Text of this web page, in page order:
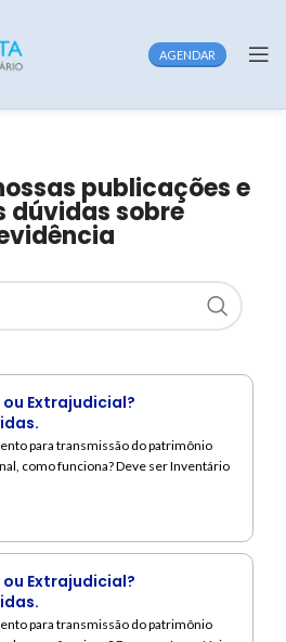
AGENDAR
publicações e
dúvidas sobre
Extrajudicial?
para transmissão do patrimônio
como funciona? Deve ser Inventário
Extrajudicial?
para transmissão do patrimônio